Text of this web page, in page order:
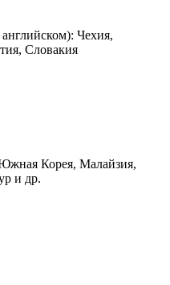
Чехия,
Словакия
Корея, Малайзия,
и др.